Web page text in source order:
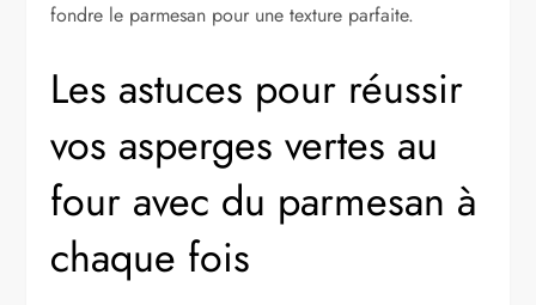
fondre le parmesan pour une texture parfaite.
Les astuces pour réussir
vos asperges vertes au
four avec du parmesan à
chaque fois